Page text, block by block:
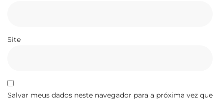
Site
Salvar meus dados neste navegador para a próxima vez que